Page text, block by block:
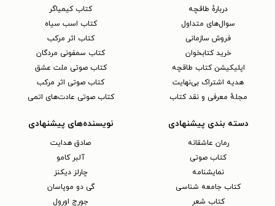
دربارهٔ طاقچه
سوال‌های متداول
فروش سازمانی
خرید کتابخوان
اپلیکیشن کتاب طاقچه
هدیه اشتراک بی‌نهایت
مجلهٔ معرفی و نقد کتاب
کتاب کیمیاگر
کتاب اسب سیاه
کتاب اثر مرکب
کتاب سمفونی مردگان
کتاب صوتی ملت عشق
کتاب صوتی اثر مرکب
کتاب صوتی عادت‌های اتمی
دسته بندی پیشنهادی
رمان عاشقانه
کتاب‌ صوتی
نمایشنامه
کتاب جامعه شناسی
کتاب شعر
نویسنده‌های پیشنهادی
صادق هدایت
آلبر کامو
چارلز دیکنز
گی دو موپاسان
جورج اورول